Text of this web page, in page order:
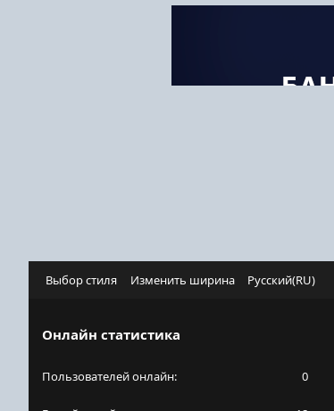
Выбор стиля Изменить ширина Русский(RU)
Онлайн статистика
Пользователей онлайн 0